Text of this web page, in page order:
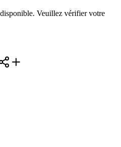
Veuillez vérifier votre